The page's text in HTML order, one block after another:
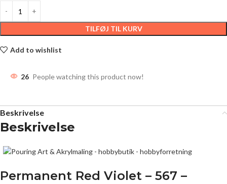
TILFØJ TIL KURV
Add to wishlist
26 People watching this product now!
Beskrivelse
Beskrivelse
Permanent Red Violet – 567 –